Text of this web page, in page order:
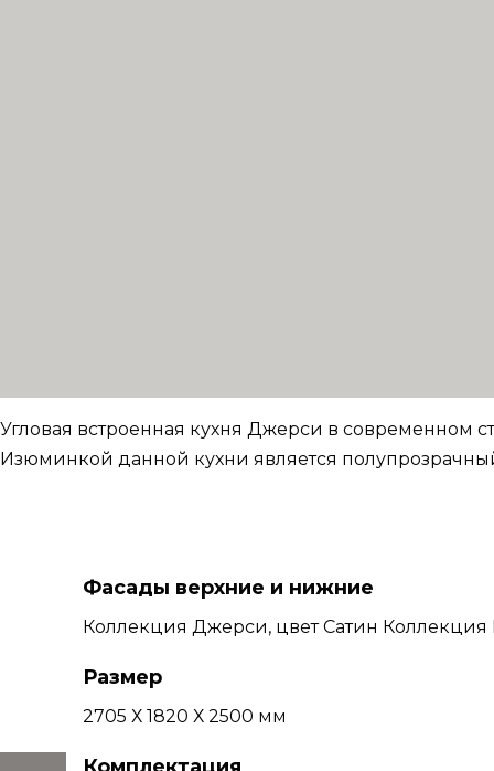
Угловая встроенная кухня Джерси в современном
Изюминкой данной кухни является
Фасады верхние и нижние
Коллекция Джерси, цвет Сатин
Размер
2705 Х 1820 Х 2500 мм
Комплектация